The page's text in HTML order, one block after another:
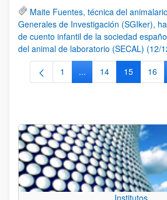
Maite Fuentes, técnica del
Generales de Investigación (SGIker),
de cuento infantil de la sociedad
del animal de laboratorio (SECAL) (12/
Página
1 ...Páginas intermedias
Página
14 Página
15 16